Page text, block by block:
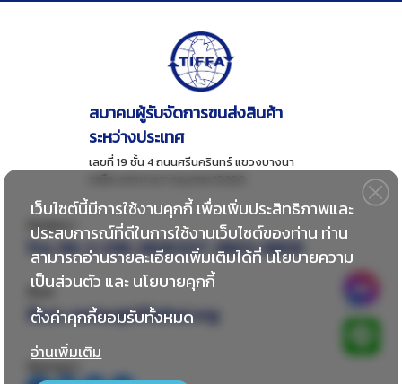
เว็บไซต์นี้มีการใช้งานคุกกี้ เพื่อเพิ่มประสิทธิภาพและ
ประสบการณ์ที่ดีในการใช้งานเว็บไซต์ของท่าน ท่าน
สามารถอ่านรายละเอียดเพิ่มเติมได้ที่นโยบายความ
เป็นส่วนตัว และนโยบายคุกกี้
ตั้งค่าคุกกี้ยอมรับทั้งหมด
อ่านเพิ่มเติม
สมาคมผู้รับจัดการขนส่งสินค้า
ระหว่างประเทศ
เลขที่ 19 ชั้น 4 ถนนศรีนครินทร์ แขวงบางนา
ติดต่อเรา
โทร: 66-2-018-2828 EXT. 8802-8806
อีเมล
อีเมล:center@tiffathai.org
ติดตามเรา